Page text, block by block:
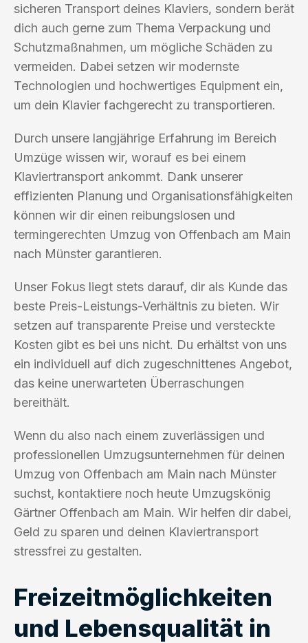
sicheren Transport deines Klaviers, sondern berät
dich auch gerne zum Thema Verpackung und
Schutzmaßnahmen, um mögliche Schäden zu
vermeiden. Dabei setzen wir modernste
Technologien und hochwertiges Equipment ein,
um dein Klavier fachgerecht zu transportieren.
Durch unsere langjährige Erfahrung im Bereich
Umzüge wissen wir, worauf es bei einem
Klaviertransport ankommt. Dank unserer
effizienten Planung und Organisationsfähigkeiten
können wir dir einen reibungslosen und
termingerechten Umzug von Offenbach am Main
nach Münster garantieren.
Unser Fokus liegt stets darauf, dir als Kunde das
beste Preis-Leistungs-Verhältnis zu bieten. Wir
setzen auf transparente Preise und versteckte
Kosten gibt es bei uns nicht. Du erhältst von uns
ein individuell auf dich zugeschnittenes Angebot,
das keine unerwarteten Überraschungen
bereithält.
Wenn du also nach einem zuverlässigen und
professionellen Umzugsunternehmen für deinen
Umzug von Offenbach am Main nach Münster
suchst, kontaktiere noch heute Umzugskönig
Gärtner Offenbach am Main. Wir helfen dir dabei,
Geld zu sparen und deinen Klaviertransport
stressfrei zu gestalten.
Freizeitmöglichkeiten
und Lebensqualität in